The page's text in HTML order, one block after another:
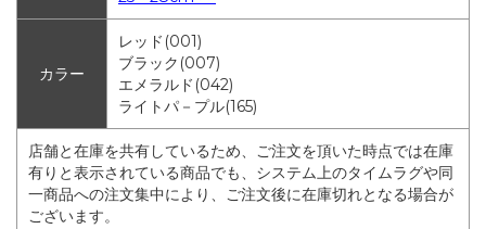
カラー
レッド(001)
ブラック(007)
エメラルド(042)
ライトパ－プル(165)
店舗と在庫を共有しているため、ご注文を頂いた時点では在庫
有りと表示されている商品でも、システム上のタイムラグや同
一商品への注文集中により、ご注文後に在庫切れとなる場合が
ございます。